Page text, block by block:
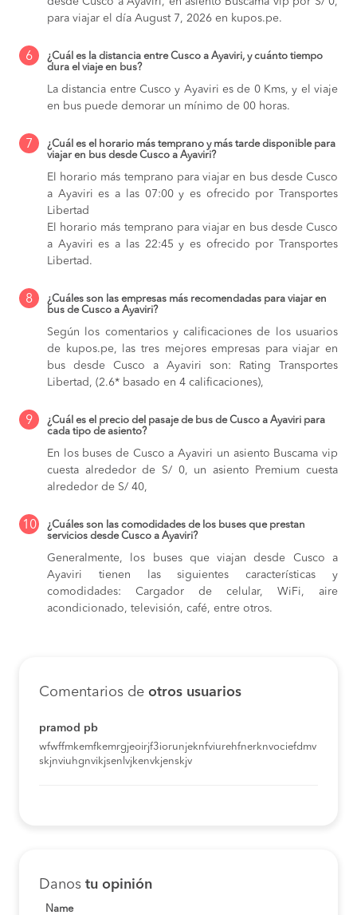
para viajar el día August 7, 2026 en kupos.pe.
6
¿Cuál es la distancia entre Cusco a Ayaviri, y cuánto tiempo
dura el viaje en bus?
La distancia entre Cusco y Ayaviri es de 0 Kms, y el viaje
en bus puede demorar un mínimo de 00 horas.
7
¿Cuál es el horario más temprano y más tarde disponible para
viajar en bus desde Cusco a Ayaviri?
El horario más temprano para viajar en bus desde Cusco
a Ayaviri es a las 07:00 y es ofrecido por Transportes
Libertad
El horario más temprano para viajar en bus desde Cusco
a Ayaviri es a las 22:45 y es ofrecido por Transportes
Libertad.
8
¿Cuáles son las empresas más recomendadas para viajar en
bus de Cusco a Ayaviri?
Según los comentarios y calificaciones de los usuarios
de kupos.pe, las tres mejores empresas para viajar en
bus desde Cusco a Ayaviri son: Rating Transportes
Libertad, (2.6* basado en 4 calificaciones),
9
¿Cuál es el precio del pasaje de bus de Cusco a Ayaviri para
cada tipo de asiento?
En los buses de Cusco a Ayaviri un asiento Buscama vip
cuesta alrededor de S/ 0, un asiento Premium cuesta
alrededor de S/ 40,
10
¿Cuáles son las comodidades de los buses que prestan
servicios desde Cusco a Ayaviri?
Generalmente, los buses que viajan desde Cusco a
Ayaviri tienen las siguientes características y
comodidades: Cargador de celular, WiFi, aire
acondicionado, televisión, café, entre otros.
Comentarios de otros usuarios
pramod pb
wfwffmkemfkemrgjeoirjf3iorunjeknfviurehfnerknvociefdmv
skjnviuhgnvikjsenlvjkenvkjenskjv
Danos tu opinión
Name